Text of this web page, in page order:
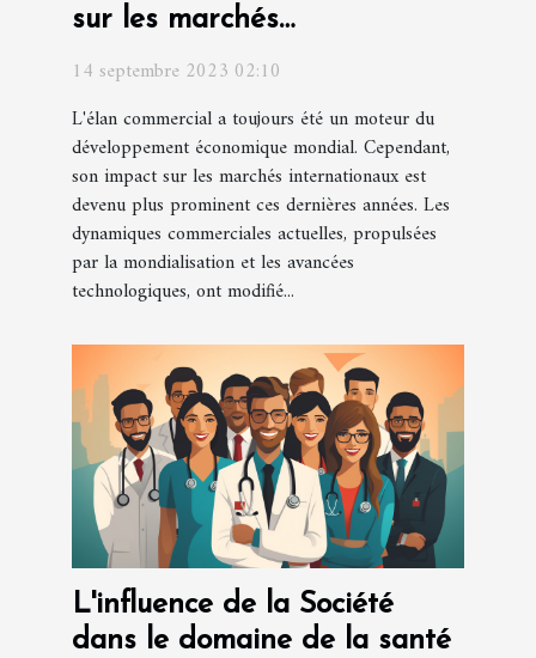
sur les marchés
14 septembre 2023 02:10
L'élan commercial a toujours été un moteur du
développement économique mondial. Cependant,
son impact sur les marchés internationaux est
devenu plus prominent ces dernières années. Les
dynamiques commerciales actuelles, propulsées
par la mondialisation et les avancées
technologiques, ont modifié...
L'influence de la Société
dans le domaine de la santé